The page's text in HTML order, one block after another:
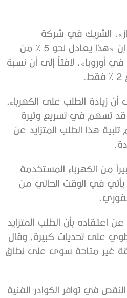
الشريك في شركة
«ماكينزي آند كومباني» إن «هذا يعادل نحو 5 % من
أوروبا»، لافتاً إلى أن نسبة
زيادة الطلب على الكهرباء،
قد تسهم في تسريع وتيرة
تلبية هذا الطلب المتزايد عن
من الكهرباء المستخدمة
يأتي في الوقت الحالي من
اعتقاده بأن الطلب المتزايد
على تحديات كبيرة، وقال
غير متاحة سوى على نطاق
في توافر الكوادر الفنية